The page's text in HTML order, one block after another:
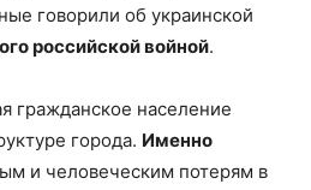
говорили об украинской
российской войной.
гражданское население
города. Именно
и человеческим потерям в